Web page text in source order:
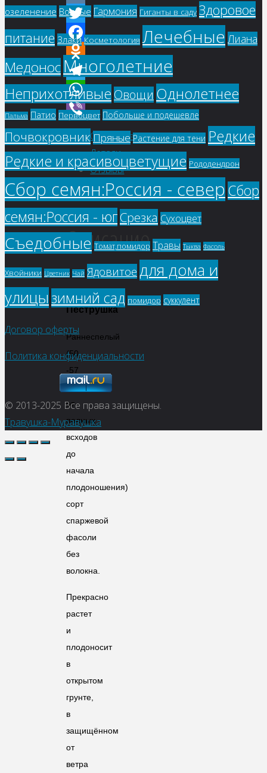
VK
Twitter
Facebook
Odnoklassniki
Telegram
WhatsApp
Viber
Описание
Детали
Отзывы
(0)
Описание
Фасоль
Пеструшка
Раннеспелый
(50
-57
дней
от
полных
всходов
до
начала
плодоношения)
сорт
спаржевой
фасоли
без
волокна.
Прекрасно
растет
и
плодоносит
в
открытом
грунте,
в
защищённом
от
ветра
озеленение Водные Гармония Гиганты в саду Здоровое
питание Злаки Косметология Лечебные Лиана
МедоносМноголетние
Неприхотливые Овощи Однолетнее
Пальма Патио Первоцвет Побольше и подешевле
Почвокровник Пряные Растение для тени Редкие
Редкие и красивоцветущие Рододендрон
Сбор семян:Россия - северСбор
семян:Россия - югСрезка Сухоцвет
Съедобные Томат,помидор Травы Тыква Фасоль
Хвойники Цветник Чай Ядовитое для дома и
улицызимний сад помидор суккулент
Договор оферты
Политика конфиденциальности
© 2013-2025 Все права защищены.
Травушка-Муравушка